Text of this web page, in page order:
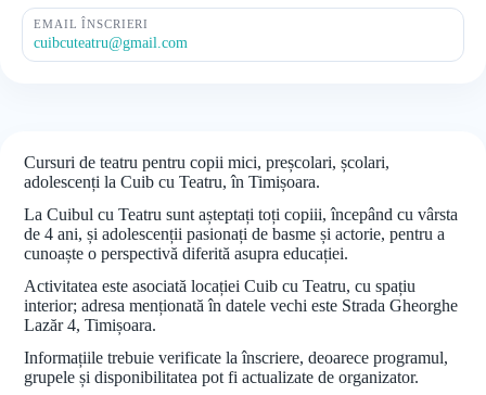
EMAIL ÎNSCRIERI
cuibcuteatru@gmail.com
Cursuri de teatru pentru copii mici, preșcolari, școlari,
adolescenți la Cuib cu Teatru, în Timișoara.
La Cuibul cu Teatru sunt așteptați toți copiii, începând cu vârsta
de 4 ani, și adolescenții pasionați de basme și actorie, pentru a
cunoaște o perspectivă diferită asupra educației.
Activitatea este asociată locației Cuib cu Teatru, cu spațiu
interior; adresa menționată în datele vechi este Strada Gheorghe
Lazăr 4, Timișoara.
Informațiile trebuie verificate la înscriere, deoarece programul,
grupele și disponibilitatea pot fi actualizate de organizator.